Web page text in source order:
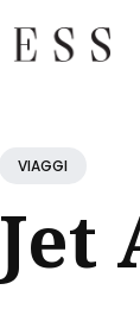
VIAGGI
Jet